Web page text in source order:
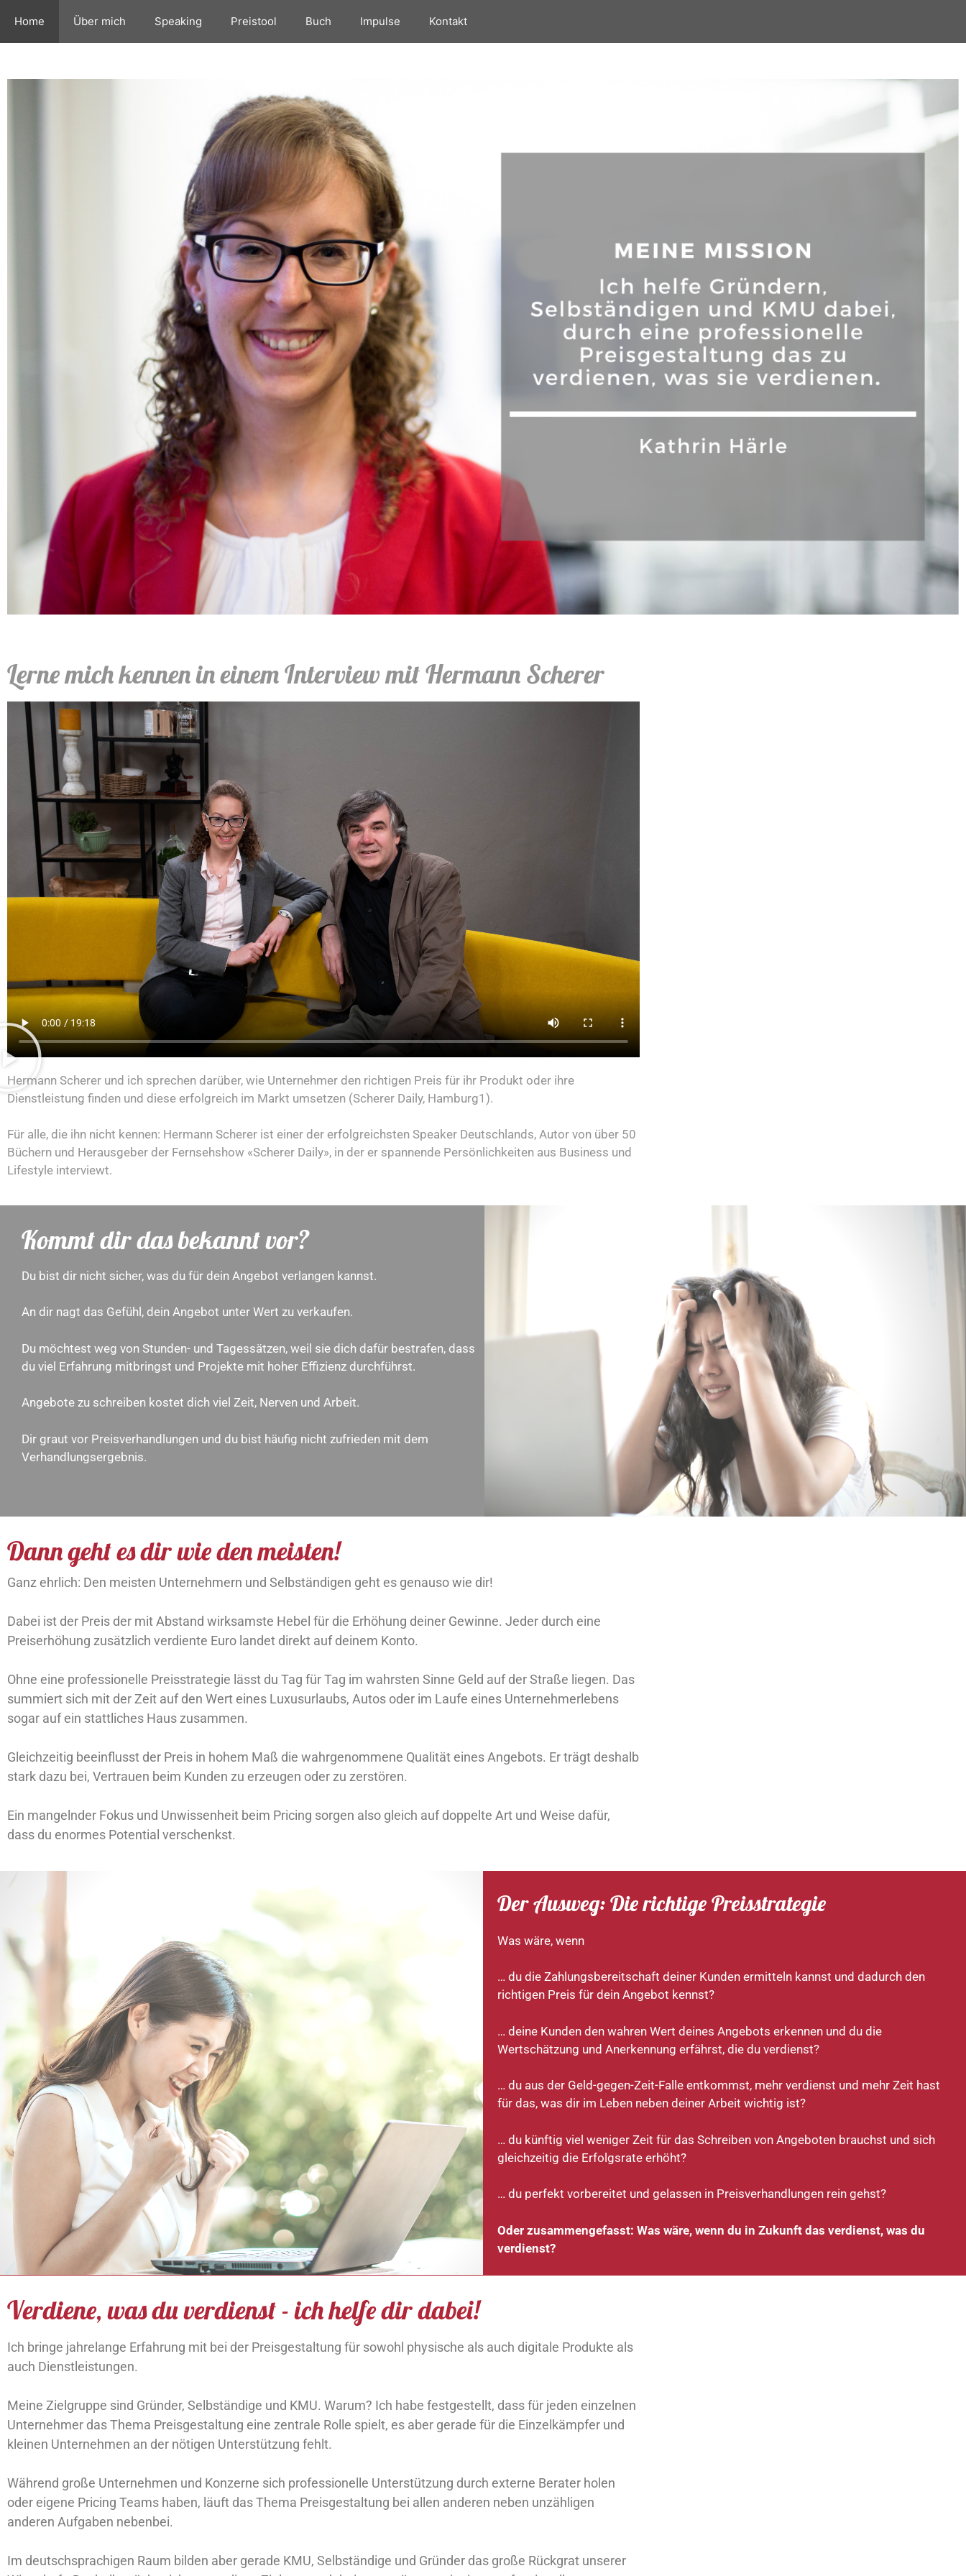
Home Über mich Speaking Preistool Buch Impulse Kontakt
Lerne mich kennen in einem Interview mit Hermann Scherer
Hermann Scherer und ich sprechen darüber, wie Unternehmer den richtigen Preis für ihr Produkt oder ihre
Dienstleistung finden und diese erfolgreich im Markt umsetzen (Scherer Daily, Hamburg1).
Für alle, die ihn nicht kennen: Hermann Scherer ist einer der erfolgreichsten Speaker Deutschlands, Autor von über 50
Büchern und Herausgeber der Fernsehshow «Scherer Daily», in der er spannende Persönlichkeiten aus Business und
Lifestyle interviewt.
Kommt dir das bekannt vor?
Du bist dir nicht sicher, was du für dein Angebot verlangen kannst.
An dir nagt das Gefühl, dein Angebot unter Wert zu verkaufen.
Du möchtest weg von Stunden- und Tagessätzen, weil sie dich dafür bestrafen, dass
du viel Erfahrung mitbringst und Projekte mit hoher Effizienz durchführst.
Angebote zu schreiben kostet dich viel Zeit, Nerven und Arbeit.
Dir graut vor Preisverhandlungen und du bist häufig nicht zufrieden mit dem
Verhandlungsergebnis.
Dann geht es dir wie den meisten!
Ganz ehrlich: Den meisten Unternehmern und Selbständigen geht es genauso wie dir!
Dabei ist der Preis der mit Abstand wirksamste Hebel für die Erhöhung deiner Gewinne. Jeder durch eine
Preiserhöhung zusätzlich verdiente Euro landet direkt auf deinem Konto.
Ohne eine professionelle Preisstrategie lässt du Tag für Tag im wahrsten Sinne Geld auf der Straße liegen. Das
summiert sich mit der Zeit auf den Wert eines Luxusurlaubs, Autos oder im Laufe eines Unternehmerlebens
sogar auf ein stattliches Haus zusammen.
Gleichzeitig beeinflusst der Preis in hohem Maß die wahrgenommene Qualität eines Angebots. Er trägt deshalb
stark dazu bei, Vertrauen beim Kunden zu erzeugen oder zu zerstören.
Ein mangelnder Fokus und Unwissenheit beim Pricing sorgen also gleich auf doppelte Art und Weise dafür,
dass du enormes Potential verschenkst.
Der Ausweg: Die richtige Preisstrategie
Was wäre, wenn
… du die Zahlungsbereitschaft deiner Kunden ermitteln kannst und dadurch den
richtigen Preis für dein Angebot kennst?
… deine Kunden den wahren Wert deines Angebots erkennen und du die
Wertschätzung und Anerkennung erfährst, die du verdienst?
… du aus der Geld-gegen-Zeit-Falle entkommst, mehr verdienst und mehr Zeit hast
für das, was dir im Leben neben deiner Arbeit wichtig ist?
… du künftig viel weniger Zeit für das Schreiben von Angeboten brauchst und sich
gleichzeitig die Erfolgsrate erhöht?
… du perfekt vorbereitet und gelassen in Preisverhandlungen rein gehst?
Oder zusammengefasst: Was wäre, wenn du in Zukunft das verdienst, was du
verdienst?
Verdiene, was du verdienst - ich helfe dir dabei!
Ich bringe jahrelange Erfahrung mit bei der Preisgestaltung für sowohl physische als auch digitale Produkte als
auch Dienstleistungen.
Meine Zielgruppe sind Gründer, Selbständige und KMU. Warum? Ich habe festgestellt, dass für jeden einzelnen
Unternehmer das Thema Preisgestaltung eine zentrale Rolle spielt, es aber gerade für die Einzelkämpfer und
kleinen Unternehmen an der nötigen Unterstützung fehlt.
Während große Unternehmen und Konzerne sich professionelle Unterstützung durch externe Berater holen
oder eigene Pricing Teams haben, läuft das Thema Preisgestaltung bei allen anderen neben unzähligen
anderen Aufgaben nebenbei.
Im deutschsprachigen Raum bilden aber gerade KMU, Selbständige und Gründer das große Rückgrat unserer